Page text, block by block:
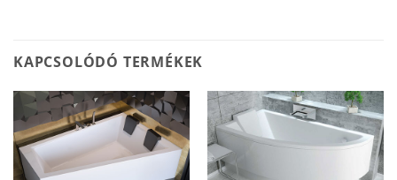
KAPCSOLÓDÓ TERMÉKEK